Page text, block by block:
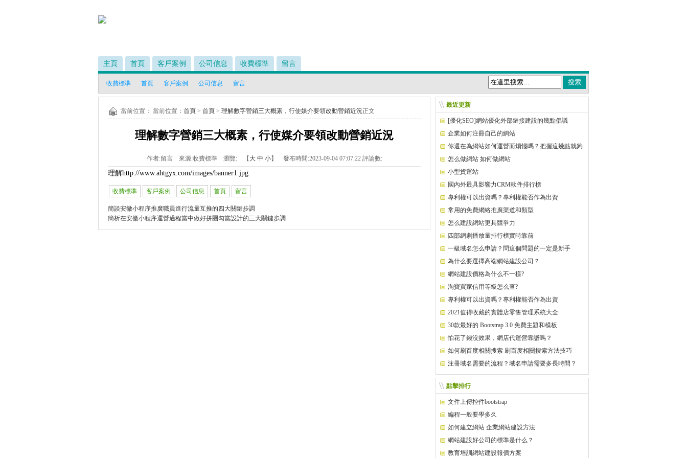
主頁 首頁 客戶案例 公司信息 收費標準 留言
收費標準 首頁 客戶案例 公司信息 留言
當前位置： 當前位置： 首頁 > 首頁 > 理解數字營銷三大概素，行使媒介要領改動營銷近況正文
理解數字營銷三大概素，行使媒介要領改動營銷近況
作者:留言來源:收費標準瀏覽:【 大 中 小】 發布時間:2023-09-04 07:07:22評論數:
理解http://www.ahtgyx.com/images/banner1.jpg
收費標準 客戶案例 公司信息 首頁 留言
簡談安徽小程序推廣職員進行流量互推的四大關鍵步調
簡析在安徽小程序運營過程當中做好拼團勾當設計的三大關鍵步調
最近更新
[優化SEO]網站優化外部鏈接建設的幾點倡議
企業如何注冊自己的網站
你還在為網站如何運營而煩惱嗎？把握這幾點就夠
了 怎么做網站 如何做網站
小型貨運站
國內外最具影響力CRM軟件排行榜
專利權可以出資嗎？專利權能否作為出資
常用的免費網絡推廣渠道和類型
怎么建設網站更具競爭力
四部網劇播放量排行榜實時靠前
一級域名怎么申請？問這個問題的一定是新手
為什么要選擇高端網站建設公司？
網站建設價格為什么不一樣?
淘寶買家信用等級怎么查?
專利權可以出資嗎？專利權能否作為出資
2021值得收藏的實體店零售管理系統大全
30款最好的 Bootstrap 3.0 免費主題和模板
怕花了錢沒效果，網店代運營靠譜嗎？
如何刷百度相關搜索 刷百度相關搜索方法技巧
注冊域名需要的流程？域名申請需要多長時間？
點擊排行
文件上傳控件bootstrap
編程一般要學多久
如何建立網站 企業網站建設方法
網站建設好公司的標準是什么？
教育培訓網站建設報價方案